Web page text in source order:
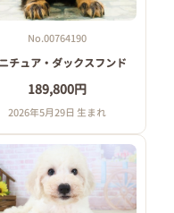
No.00764190
チュア・ダックスフンド
189,800円
2026年5月29日 生まれ